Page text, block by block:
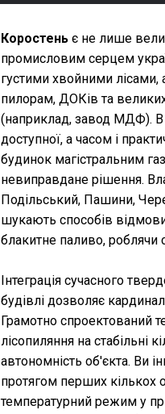
Коростень є не лише
промисловим серцем
густими хвойними
пилорам, ДОКів та
(наприклад, завод МДФ). В
доступної, а часом і
будинок магістральним
невиправдане рішення.
Подільський, Пашини,
шукають способів
блакитне паливо, роблячи
Інтеграція сучасного
будівлі дозволяє
Грамотно спроектований
лісопиляння на стабільні
автономність об'єкта. Ви
протягом перших кількох
температурний режим у